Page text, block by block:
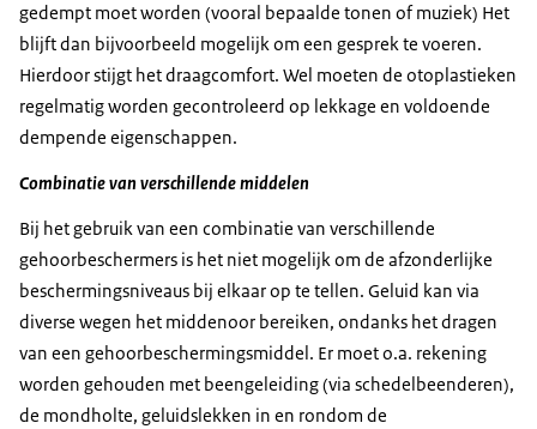
gedempt moet worden (vooral bepaalde tonen of muziek) Het
blijft dan bijvoorbeeld mogelijk om een gesprek te voeren.
Hierdoor stijgt het draagcomfort. Wel moeten de otoplastieken
regelmatig worden gecontroleerd op lekkage en voldoende
dempende eigenschappen.
Combinatie van verschillende middelen
Bij het gebruik van een combinatie van verschillende
gehoorbeschermers is het niet mogelijk om de afzonderlijke
beschermingsniveaus bij elkaar op te tellen. Geluid kan via
diverse wegen het middenoor bereiken, ondanks het dragen
van een gehoorbeschermingsmiddel. Er moet o.a. rekening
worden gehouden met beengeleiding (via schedelbeenderen),
de mondholte, geluidslekken in en rondom de